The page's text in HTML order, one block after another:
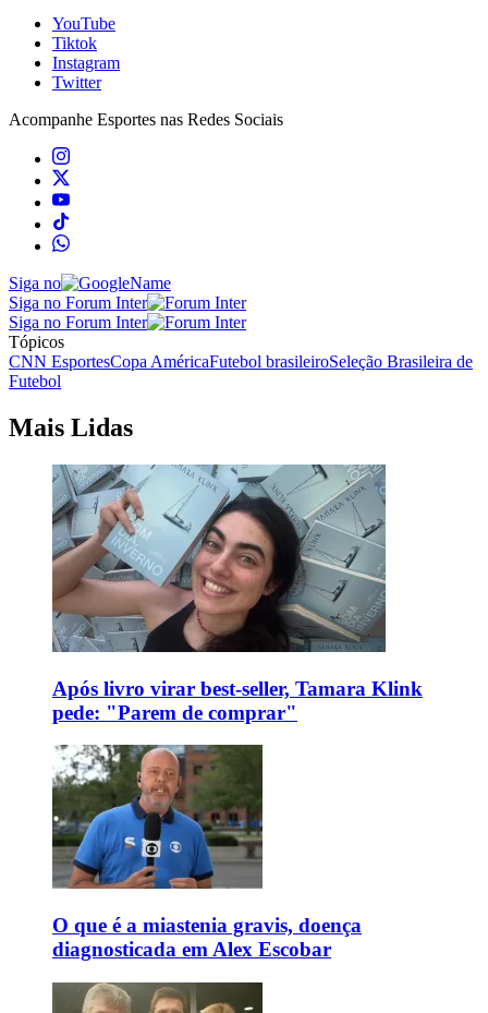
YouTube
Tiktok
Instagram
Twitter
Acompanhe Esportes nas Redes Sociais
Siga no
Siga no Forum Inter
Siga no Forum Inter
Tópicos
CNN EsportesCopa AméricaFutebol brasileiroSeleção Brasileira de
Futebol
Mais Lidas
Após livro virar best-seller, Tamara Klink
pede: "Parem de comprar"
O que é a miastenia gravis, doença
diagnosticada em Alex Escobar